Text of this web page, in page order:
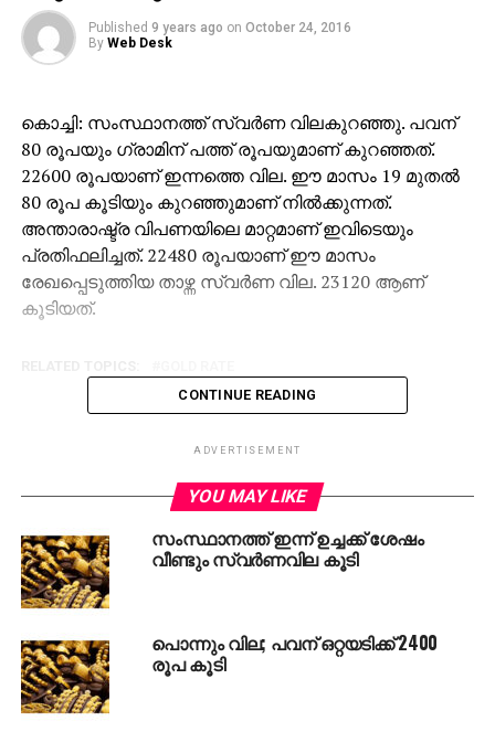
Published 9 years ago on October 24, 2016
By Web Desk
കൊച്ചി: സംസ്ഥാനത്ത് സ്വര്‍ണ വിലകുറഞ്ഞു. പവന്
80 രൂപയും ഗ്രാമിന് പത്ത് രൂപയുമാണ് കുറഞ്ഞത്.
22600 രൂപയാണ് ഇന്നത്തെ വില. ഈ മാസം 19 മുതല്‍
80 രൂപ കൂടിയും കുറഞ്ഞുമാണ് നില്‍ക്കുന്നത്.
അന്താരാഷ്ട്ര വിപണയിലെ മാറ്റമാണ് ഇവിടെയും
പ്രതിഫലിച്ചത്. 22480 രൂപയാണ് ഈ മാസം
രേഖപ്പെടുത്തിയ താഴ്ന്ന സ്വര്‍ണ വില. 23120 ആണ്
കൂടിയത്.
CONTINUE READING
ADVERTISEMENT
YOU MAY LIKE
സംസ്ഥാനത്ത് ഇന്ന് ഉച്ചക്ക് ശേഷം
വീണ്ടും സ്വര്‍ണവില കൂടി
പൊന്നും വില; പവന് ഒറ്റയടിക്ക് 2400
രൂപ കൂടി